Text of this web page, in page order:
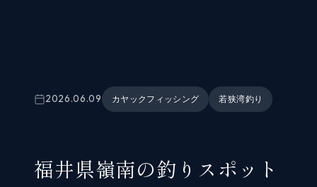
2026.06.09 カヤックフィッシング 若狭湾釣り
福井県嶺南の釣りスポット